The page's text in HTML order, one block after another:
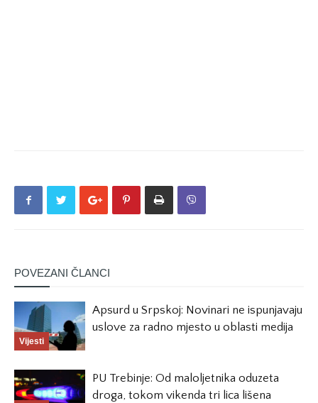
POVEZANI ČLANCI
Vijesti
Apsurd u Srpskoj: Novinari ne ispunjavaju
uslove za radno mjesto u oblasti medija
PU Trebinje: Od maloljetnika oduzeta
droga, tokom vikenda tri lica lišena